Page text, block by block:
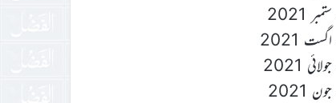
ستمبر 2021
اگست 2021
جولائی 2021
جون 2021